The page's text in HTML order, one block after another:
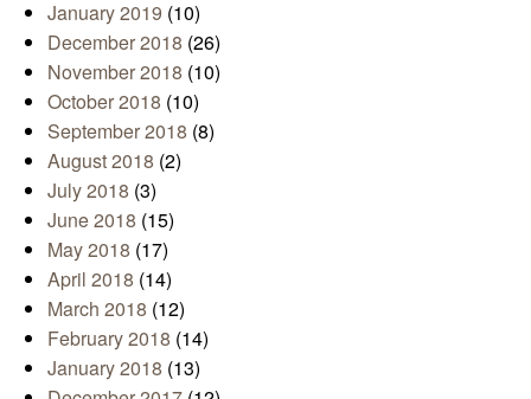
January 2019 (10)
December 2018 (26)
November 2018 (10)
October 2018 (10)
September 2018 (8)
August 2018 (2)
July 2018 (3)
June 2018 (15)
May 2018 (17)
April 2018 (14)
March 2018 (12)
February 2018 (14)
January 2018 (13)